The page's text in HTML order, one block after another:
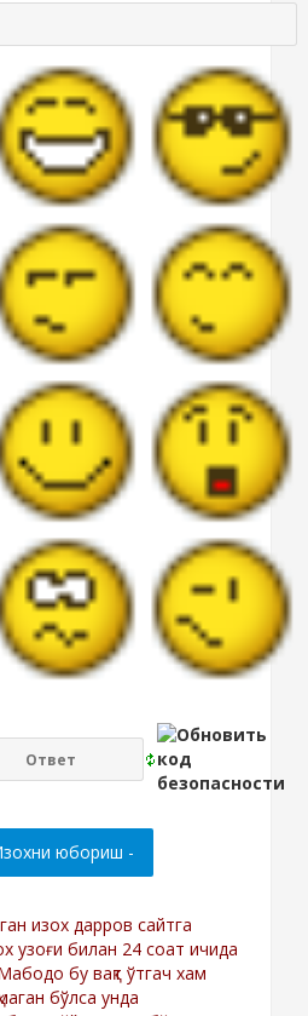
изох дарров сайтга
узоғи билан 24 соат ичида
бу вақт ўтгач хам
бўлса унда